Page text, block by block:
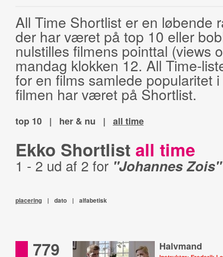
All Time Shortlist er en løbende
der har været på top 10 eller
nulstilles filmens pointtal (views
mandag klokken 12. All Time-
for en films samlede popularitet
filmen har været på Shortlist.
top 10 | her & nu | all time
Ekko Shortlist all time
1 - 2 ud af 2 for "Johannes Zois"
placering | dato | alfabetisk
779 Halvmand